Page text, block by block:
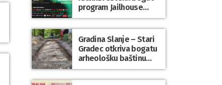
program Jailhouse
Festivala 2026. u
Lepoglavi
Gradina Slanje – Stari
Gradec otkriva bogatu
arheološku baštinu
Varaždinske županije